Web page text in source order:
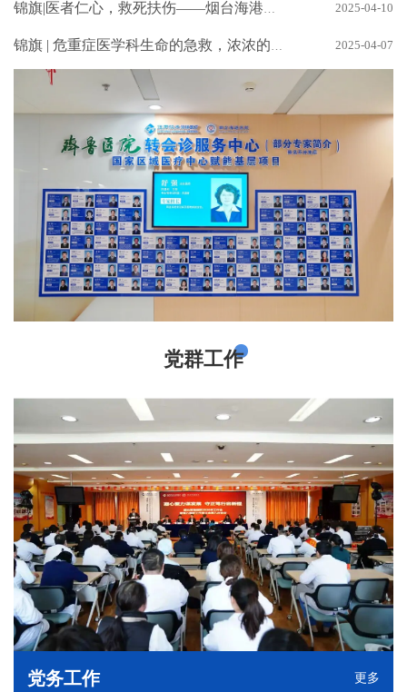
锦旗|医者仁心，救死扶伤——烟台海港医院老年病科夏主任的感人故事 2025-04-10
锦旗 | 危重症医学科生命的急救，浓浓的医患情！ 2025-04-07
党群工作
党务工作 更多